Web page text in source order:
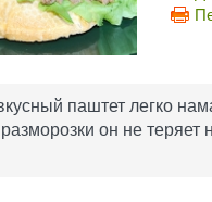
паштет легко
он не теряет